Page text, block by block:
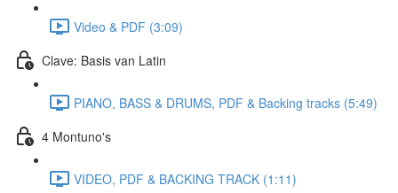
Video & PDF (3:09)
Clave: Basis van Latin
PIANO, BASS & DRUMS, PDF & Backing tracks (5:49)
4 Montuno's
VIDEO, PDF & BACKING TRACK (1:11)